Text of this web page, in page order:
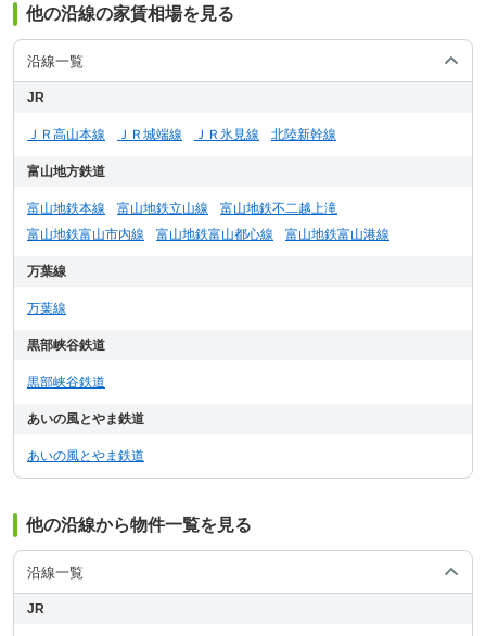
他の沿線の家賃相場を見る
沿線一覧
JR
ＪＲ高山本線 ＪＲ城端線 ＪＲ氷見線 北陸新幹線
富山地方鉄道
富山地鉄本線 富山地鉄立山線
富山地鉄不二越上滝
富山地鉄富山市内線
富山地鉄富山都心線 富山地鉄富山港線
万葉線
万葉線
黒部峡谷鉄道
黒部峡谷鉄道
あいの風とやま鉄道
あいの風とやま鉄道
他の沿線から物件一覧を見る
沿線一覧
JR